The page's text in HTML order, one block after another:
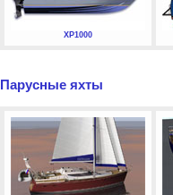
XP1000
Парусные яхты